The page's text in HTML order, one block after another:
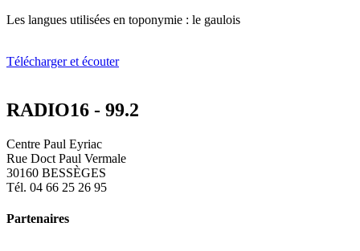
Les langues utilisées en toponymie : le gaulois
Télécharger et écouter
RADIO16 - 99.2
Centre Paul Eyriac
Rue Doct Paul Vermale
30160 BESSÈGES
Tél. 04 66 25 26 95
Partenaires